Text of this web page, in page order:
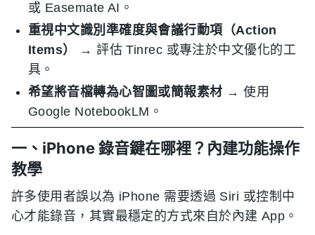
或 Easemate AI。
重視中文識別準確度與會議行動項（Action
Items）
→ 評估 Tinrec 或專注於中文優化的工
具。
希望將音檔轉為心智圖或簡報素材 → 使用
Google NotebookLM。
一、iPhone 錄音鍵在哪裡？內建功能操作
教學
許多使用者誤以為 iPhone 需要透過 Siri 或控制中
心才能錄音，其實最穩定的方式來自於內建 App。